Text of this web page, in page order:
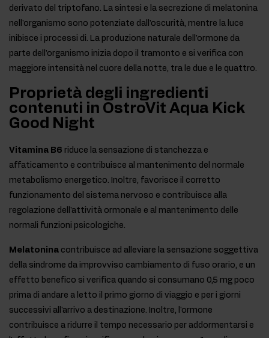
derivato del triptofano. La sintesi e la secrezione di melatonina
nell'organismo sono potenziate dall'oscurità, mentre la luce
inibisce i processi di. La produzione naturale dell'ormone da
parte dell'organismo inizia dopo il tramonto e si verifica con
maggiore intensità nel cuore della notte, tra le due e le quattro.
Proprietà degli ingredienti
contenuti in OstroVit Aqua Kick
Good Night
Vitamina B6 riduce la sensazione di stanchezza e
affaticamento e contribuisce al mantenimento del normale
metabolismo energetico. Inoltre, favorisce il corretto
funzionamento del sistema nervoso e contribuisce alla
regolazione dell'attività ormonale e al mantenimento delle
normali funzioni psicologiche.
Melatonina contribuisce ad alleviare la sensazione soggettiva
della sindrome da improvviso cambiamento di fuso orario, e un
effetto benefico si verifica quando si consumano 0,5 mg poco
prima di andare a letto il primo giorno di viaggio e per i giorni
successivi all'arrivo a destinazione. Inoltre, l'ormone
contribuisce a ridurre il tempo necessario per addormentarsi e